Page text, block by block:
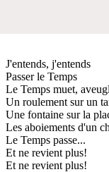
J'entends, j'entends
Passer le Temps
Le Temps muet,
Un roulement sur un
Une fontaine sur la
Les aboiements d'un
Le Temps passe...
Et ne revient plus!
Et ne revient plus!